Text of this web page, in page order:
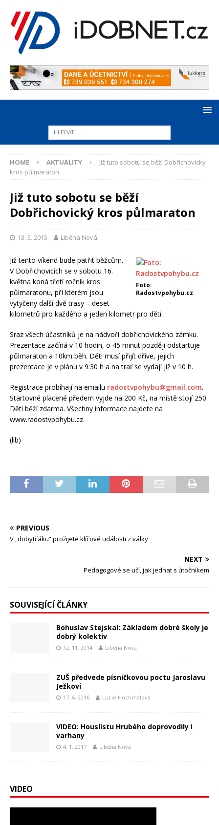
HOME AKTUALITY
Již tuto sobotu se běží Dobřichovický
kros půlmaraton
Již tuto sobotu se běží
Dobřichovický kros půlmaraton
13. 5. 2015 Liběna Nová
Foto:
Radostvpohybu.cz
Již tento víkend bude patřit běžcům.
V Dobřichovicích se v sobotu 16.
května koná třetí ročník kros
půlmaratonu, při kterém jsou
vytyčeny další dvě trasy – deset
kilometrů pro každého a jeden kilometr pro děti.
Sraz všech účastníků je na nádvoří dobřichovického zámku.
Prezentace začíná v 10 hodin, o 45 minut později odstartuje
půlmaraton a 10km běh. Děti musí přijít dříve, jejich
prezentace je v plánu v 9:30 h a na trať se vydají již v 10 h.
Registrace probíhají na emailu radostvpohybu@gmail.com.
Startovné placené předem vyjde na 200 Kč, na místě stojí 250.
Děti běží zdarma. Všechny informace najdete na
www.radostvpohybu.cz.
(lib)
PREVIOUS
V „dobytčáku“ prožijete klíčové události z války
NEXT
Pedagogové se učí, jak jednat s útočníkem
SOUVISEJÍCÍ ČLÁNKY
Bohuslav Stejskal: Základem dobré školy je
dobrý kolektiv
12. 11. 2014 Liběna Nová
ZUŠ předvede písničkovou poctu Jaroslavu
Ježkovi
17. 6. 2016 Lucie Hochmalová
VIDEO: Houslistu Hrubého doprovodily i
varhany
4. 1. 2017 Liběna Nová
VIDEO